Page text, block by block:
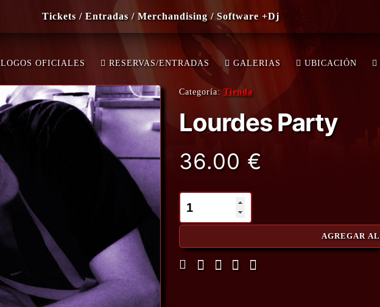
Tickets / Entradas / Merchandising / Software +Dj
LOADING…
LOGOS OFICIALES RESERVAS/ENTRADAS GALERIAS UBICACIÓN
Categoría:Tienda
Lourdes Party
36.00 €
AGREGAR